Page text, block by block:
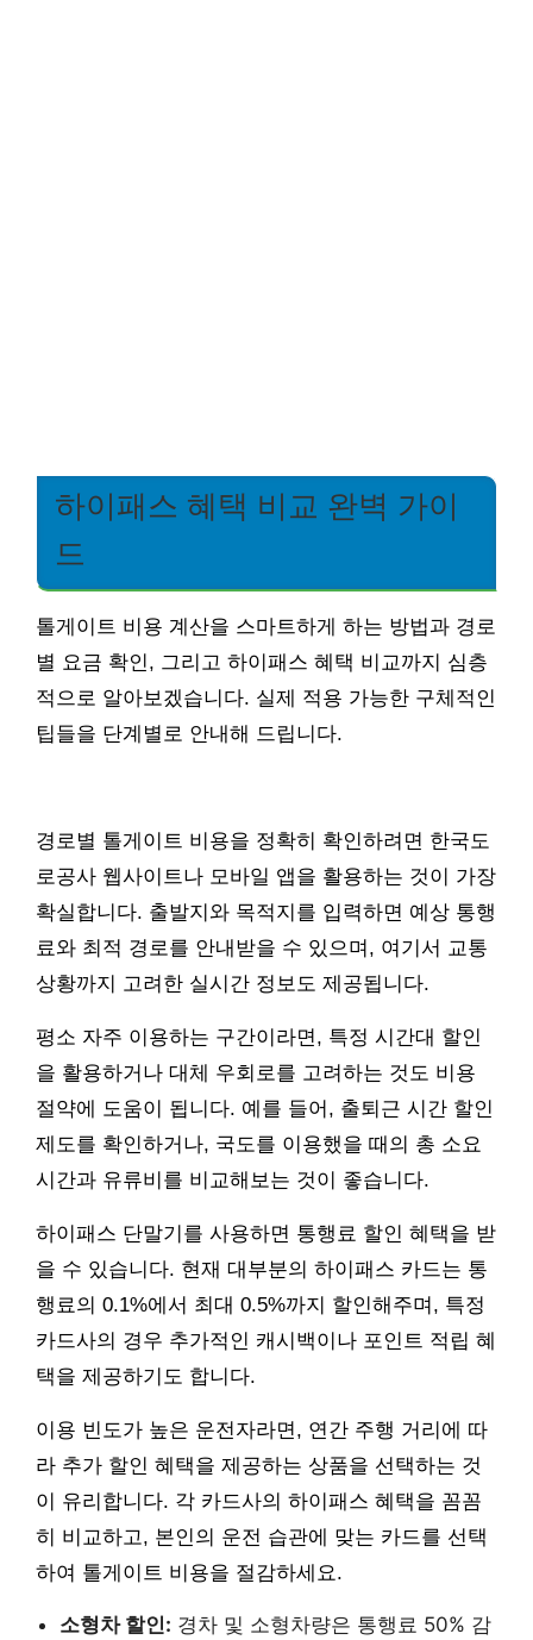
하이패스 혜택 비교 완벽 가이
드
톨게이트 비용 계산을 스마트하게 하는 방법과 경로
별 요금 확인, 그리고 하이패스 혜택 비교까지 심층
적으로 알아보겠습니다. 실제 적용 가능한 구체적인
팁들을 단계별로 안내해 드립니다.
경로별 톨게이트 비용을 정확히 확인하려면 한국도
로공사 웹사이트나 모바일 앱을 활용하는 것이 가장
확실합니다. 출발지와 목적지를 입력하면 예상 통행
료와 최적 경로를 안내받을 수 있으며, 여기서 교통
상황까지 고려한 실시간 정보도 제공됩니다.
평소 자주 이용하는 구간이라면, 특정 시간대 할인
을 활용하거나 대체 우회로를 고려하는 것도 비용
절약에 도움이 됩니다. 예를 들어, 출퇴근 시간 할인
제도를 확인하거나, 국도를 이용했을 때의 총 소요
시간과 유류비를 비교해보는 것이 좋습니다.
하이패스 단말기를 사용하면 통행료 할인 혜택을 받
을 수 있습니다. 현재 대부분의 하이패스 카드는 통
행료의 0.1%에서 최대 0.5%까지 할인해주며, 특정
카드사의 경우 추가적인 캐시백이나 포인트 적립 혜
택을 제공하기도 합니다.
이용 빈도가 높은 운전자라면, 연간 주행 거리에 따
라 추가 할인 혜택을 제공하는 상품을 선택하는 것
이 유리합니다. 각 카드사의 하이패스 혜택을 꼼꼼
히 비교하고, 본인의 운전 습관에 맞는 카드를 선택
하여 톨게이트 비용을 절감하세요.
소형차 할인: 경차 및 소형차량은 통행료 50% 감